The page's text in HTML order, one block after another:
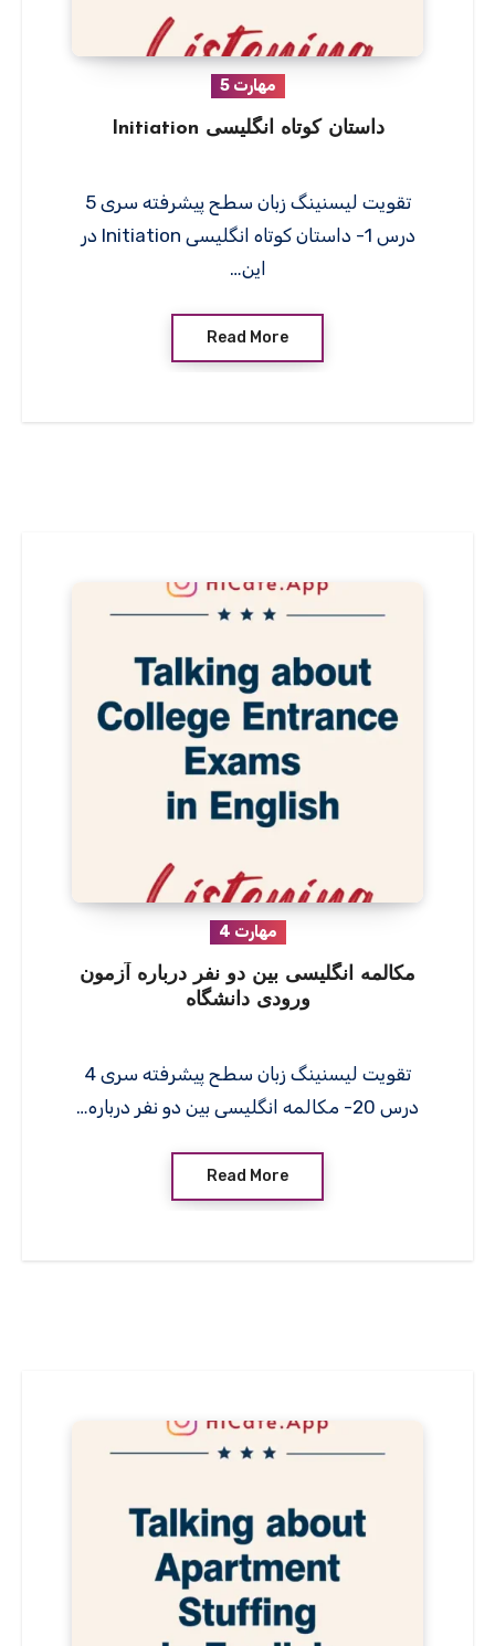
مهارت 5
داستان کوتاه انگلیسی Initiation
تقویت لیسنینگ زبان سطح پیشرفته سری 5
درس 1- داستان کوتاه انگلیسی Initiation در
این…
Read More
مهارت 4
مکالمه انگلیسی بین دو نفر درباره آزمون
ورودی دانشگاه
تقویت لیسنینگ زبان سطح پیشرفته سری 4
درس 20- مکالمه انگلیسی بین دو نفر درباره…
Read More